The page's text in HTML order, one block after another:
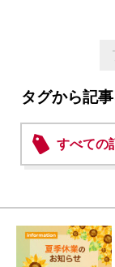
タグから記
すべての